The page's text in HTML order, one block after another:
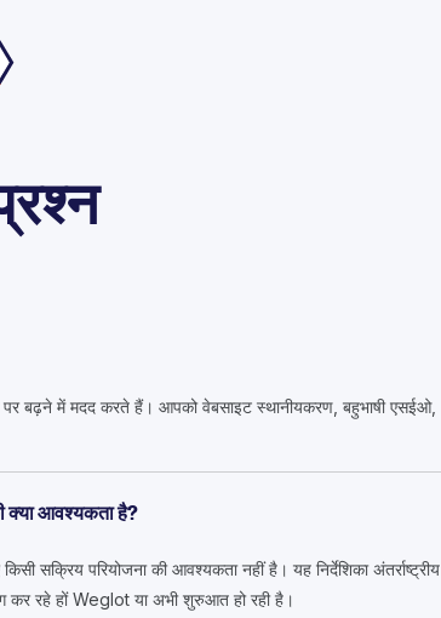
पर बढ़ने में मदद करते हैं। आपको वेबसाइट स्थानीयकरण, बहुभाषी एसईओ,
क्या आवश्यकता है?
परियोजना की आवश्यकता नहीं है। यह निर्देशिका अंतर्राष्ट्रीय
कर रहे हों Weglot या अभी शुरुआत हो रही है।